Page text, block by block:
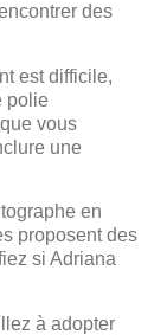
des
est difficile,
polie
vous
une
en
proposent des
si Adriana
à adopter